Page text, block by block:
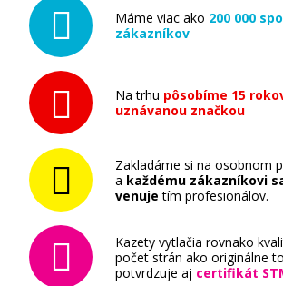
Máme viac ako 200 000
zákazníkov
Na trhu pôsobíme 15
uznávanou značkou
Zakladáme si na osobnom
a každému zákazníkovi
venuje tím profesionálov.
Kazety vytlačia rovnako
počet strán ako originálne
potvrdzuje aj certifikát